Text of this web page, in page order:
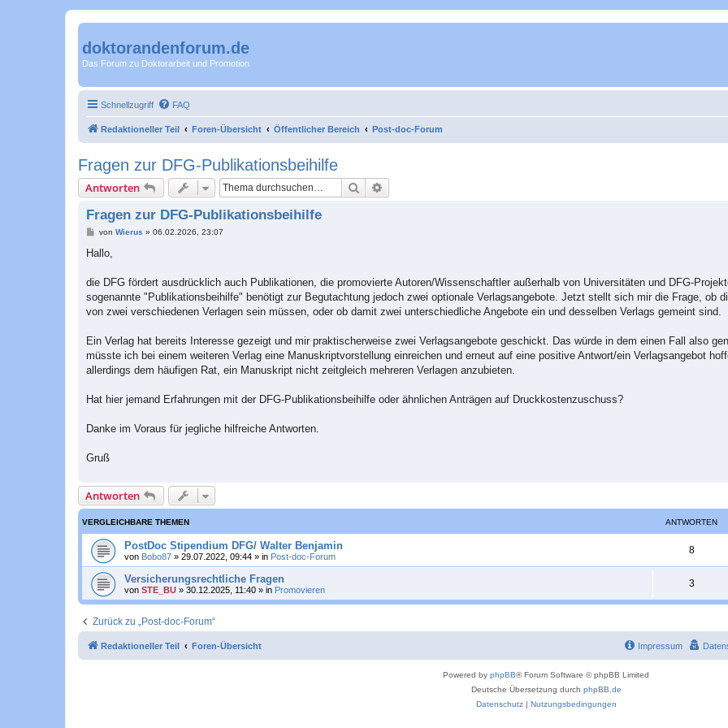
doktorandenforum.de
Das Forum zu Doktorarbeit und Promotion
Schnellzugriff FAQ
Redaktioneller Teil Foren-Übersicht Öffentlicher Bereich Post-doc-Forum
Fragen zur DFG-Publikationsbeihilfe
Antworten Suche
Fragen zur DFG-Publikationsbeihilfe
B
i
a
von Wierus » 06.02.2026, 23:07
Hallo,
die DFG fördert ausdrücklich auch Publikationen, die promovierte Autoren/Wissenschaftler außerhalb von Universitäten und DFG-
sogenannte "Publikationsbeihilfe" benötigt zur Begutachtung jedoch zwei optionale Verlagsangebote. Jetzt stellt sich mir die Frage, ob
von zwei verschiedenen Verlagen sein müssen, oder ob damit zwei unterschiedliche Angebote ein und desselben Verlags gemeint sind.
Ein Verlag hat bereits Interesse gezeigt und mir praktischerweise zwei Verlagsangebote geschickt. Das würde in dem einen Fall also
müsste ich bei einem weiteren Verlag eine Manuskriptvorstellung einreichen und erneut auf eine positive Antwort/ein Verlagsangebot
allerdings dem häufigen Rat, ein Manuskript nicht zeitgleich mehreren Verlagen anzubieten.
Hat hier jemand Erfahrungen mit der DFG-Publikationsbeihilfe oder ähnlichen Anträgen auf Druckkostenzuschuss?
Danke im Voraus für jegliche hilfreiche Antworten.
Gruß
Antworten
VERGLEICHBARE THEMEN ANTWORTEN
PostDoc Stipendium DFG/ Walter Benjamin
von Bobo87 » 29.07.2022, 09:44 » in Post-doc-Forum
8A
n
o
Versicherungsrechtliche Fragen
von STE_BU » 30.12.2025, 11:40 » in Promovieren
3A
n
w
Zurück zu „Post-doc-Forum“
Redaktioneller Teil Foren-Übersicht Impressum
Powered by phpBB® Forum Software © phpBB Limited
Deutsche Übersetzung durch phpBB.de
Datenschutz| Nutzungsbedingungen